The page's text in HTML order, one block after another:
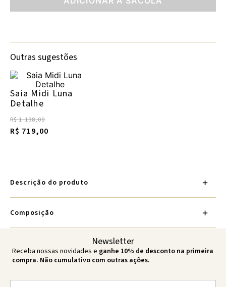
Outras sugestões
Saia Midi Luna
Detalhe
R$ 1.198,00
R$ 719,00
Descrição do produto
Composição
Newsletter
Receba nossas novidades e ganhe 10% de desconto na primeira
compra. Não cumulativo com outras ações.